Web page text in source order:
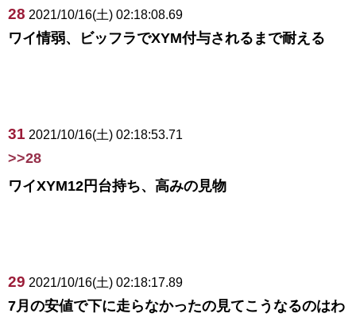
28 2021/10/16(土) 02:18:08.69
ワイ情弱、ビッフラでXYM付与されるまで耐える
31 2021/10/16(土) 02:18:53.71
>>28
ワイXYM12円台持ち、高みの見物
29 2021/10/16(土) 02:18:17.89
7月の安値で下に走らなかったの見てこうなるのはわ